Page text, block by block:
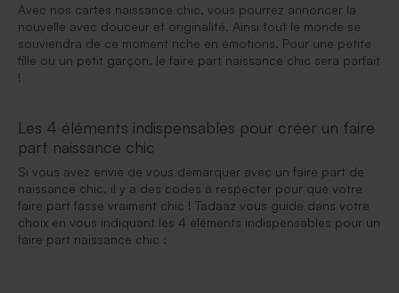
Avec nos cartes naissance chic, vous pourrez annoncer la
nouvelle avec douceur et originalité. Ainsi tout le monde se
souviendra de ce moment riche en émotions. Pour une petite
fille ou un petit garçon, le faire part naissance chic sera parfait
!
Les 4 éléments indispensables pour créer un faire
part naissance chic
Si vous avez envie de vous démarquer avec un faire part de
naissance chic, il y a des codes à respecter pour que votre
faire part fasse vraiment chic ! Tadaaz vous guide dans votre
choix en vous indiquant les 4 éléments indispensables pour un
faire part naissance chic :